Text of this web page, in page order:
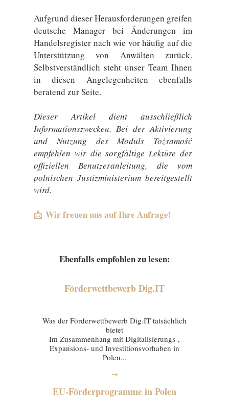
Aufgrund dieser Herausforderungen greifen
deutsche Manager bei Änderungen im
Handelsregister nach wie vor häufig auf die
Unterstützung von Anwälten zurück.
Selbstverständlich steht unser Team Ihnen
in diesen Angelegenheiten ebenfalls
beratend zur Seite.
Dieser Artikel dient ausschließlich
Informationszwecken. Bei der Aktivierung
und Nutzung des Moduls Tożsamość
empfehlen wir die sorgfältige Lektüre der
offiziellen Benutzeranleitung, die vom
polnischen Justizministerium bereitgestellt
wird.
📩 Wir freuen uns auf Ihre Anfrage!
Ebenfalls empfohlen zu lesen:
Förderwettbewerb Dig.IT
Was der Förderwettbewerb Dig.IT tatsächlich
bietet
Im Zusammenhang mit Digitalisierungs-,
Expansions- und Investitionsvorhaben in
Polen...
➞
EU-Förderprogramme in Polen